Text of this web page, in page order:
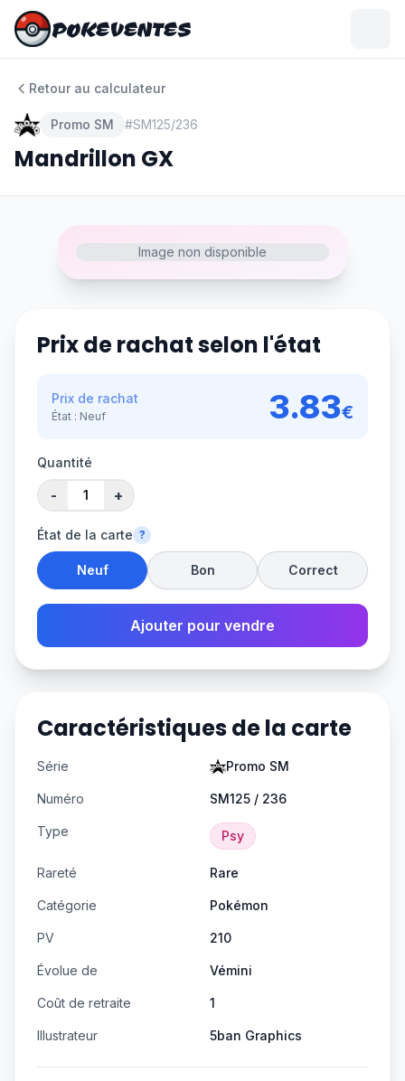
POKEVENTES
POKEVENTES
Retour au calculateur
Promo SM #SM125/236
Mandrillon GX
Image non disponible
Prix de rachat selon l'état
Prix de rachat
État : Neuf 3.83€
Quantité
- +
État de la carte ?
Neuf Bon Correct
Ajouter pour vendre
Caractéristiques de la carte
Série Promo SM
Numéro SM125 / 236
Type Psy
Rareté Rare
Catégorie Pokémon
PV 210
Évolue de Vémini
Coût de retraite 1
Illustrateur 5ban Graphics